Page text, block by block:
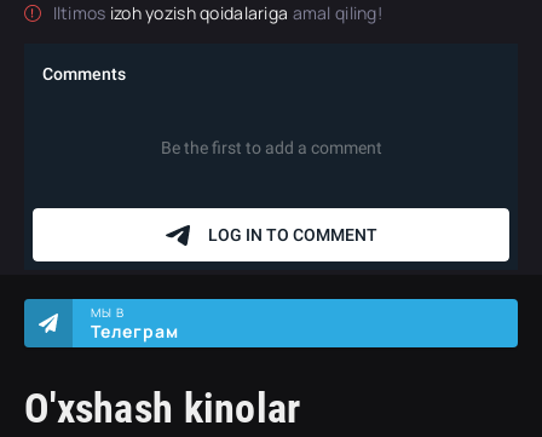
Iltimos izoh yozish qoidalariga amal qiling!
O'xshash kinolar
МЫ В
Телеграм